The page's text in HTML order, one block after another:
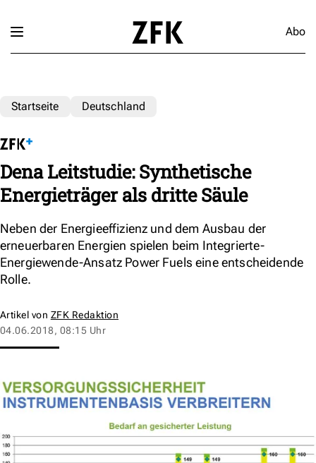
Abo
Startseite Deutschland
Dena Leitstudie: Synthetische
Energieträger als dritte Säule
Neben der Energieeffizienz und dem Ausbau der
erneuerbaren Energien spielen beim Integrierte-
Energiewende-Ansatz Power Fuels eine entscheidende
Rolle.
Artikel von ZFK Redaktion
04.06.2018, 08:15 Uhr